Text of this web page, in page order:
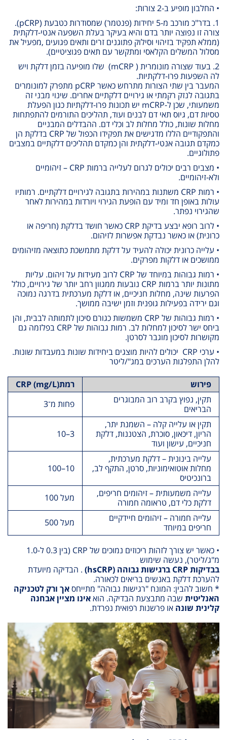
• החלבון מופיע ב-2 צורות:
1. בדר"כ מורכב מ-5 יחידות (פנטמר) שמסודרות כטבעת
(pCRP)
.
צורה זו נפוצה יותר בדם והיא בעיקר בעלת השפעה אנטי-דלקתית
(ממלא תפקיד בזיהוי וסילוק פתוגנים זרים ותאים פגועים ,מפעיל את
מסלול המשלים הקלאסי ומתקשר עם תאים פגוציטיים).
2. בעוד שצורה מונומרית
( mCRP)
שלו מופיעה בזמן דלקת ויש
לה השפעותפרו-דלקתיות.
המעבר בין שתי הצורות מתרחש כאשר
מתפרק למונומרים
בתגובה לנזק רקמתי או גירויים דלקתיים אחרים. שינוי מבני זה
משמעותי, שכן ל-mCRP
יש תכונות פרו-דלקתיות כגון הפעלת
טסיות דם, גיוס תאי דם לבנים ועוד, תהליכים התורמים להתפתחות
מחלות שונות, כולל מחלות לב וכלי דם. ההבדלים המבניים
והתפקודיים הללו מדגישים את תפקידו הכפול של
בדלקת הן
כמקדם תגובה אנטי-דלקתית והן כמקדם תהליכים דלקתיים במצבים
פתולוגיים.
• מצבים רבים יכולים לגרום לעלייה ברמות
– זיהומיים
ולא-זיהומיים.
• רמות
משתנות במהירות בתגובה לגירויים דלקתיים. רמותיו
עולות באופן חד ומיד עם הופעת הגירוי ויורדות במהירות לאחר
שהגירוי נפתר.
• לרוב רופא יבצע בדיקת CRP כאשר חושד בדלקת (חריפה או
כרונית) או כאשר נבדקת אפשרות לזיהום.
• עלייה כרונית יכולה להעיד על דלקת מתמשכת כתוצאה מזיהומים
ממושכים או דלקות מפרקים.
• רמות גבוהות במיוחד של
לרוב מעידות על זיהום. עליות
מתונות יותר ברמות
נובעות ממגוון רחב יותר של גירויים, כולל
הפרעות שינה, מחלות חניכיים, או דלקת מערכתית בדרגה נמוכה
וגם ירידה בפעילות גופנית וזמן ישיבה ממושך.
• רמות גבוהות של
משמשות כגורם סיכון לתמותה לבבית, והן
ביחס ישר לסיכון למחלות לב. רמות גבוהות של
בפלזמה גם
מקושרות לסיכון מוגבר לסרטן.
• ערכי
יכולים להיות מוצגים ביחידות שונות במעבדות שונות.
להלן התפלגות הערכים במג"/ליטר
רמתCRP (mg/L)
פירוש
פחות מ־3
תקין, נפוץ בקרב רוב המבוגרים
הבריאים
3
–
10
תקין או עלייה קלה – השמנת יתר,
הריון, דיכאון, סוכרת, הצטננות, דלקת
חניכיים, עישון ועוד
10
–
100
עלייה בינונית – דלקת מערכתית,
מחלות אוטואימוניות, סרטן, התקף לב,
ברונכיטיס
מעל 100
עלייה משמעותית – זיהומים חריפים,
דלקת כלי דם, טראומה חמורה
מעל 500
עלייה חמורה – זיהומים חיידקיים
חריפים במיוחד
• כאשר יש צורך לזהות ריכוזים נמוכים של
(בין 0.3 ל-1.0
מ"ג/ליטר), נעשה שימוש
בבדיקות
ברגישות גבוהה (hsCRP)
. הבדיקה מיועדת
להערכת דלקת באנשים בריאים לכאורה.
* חשוב להבין: המונח "רגישות גבוהה" מתייחסאך ורק לטכניקה
האנליטית שבה מתבצעת הבדיקה. הואאינו מציין אבחנה
קלינית שונה או פרשנות רפואית נפרדת.